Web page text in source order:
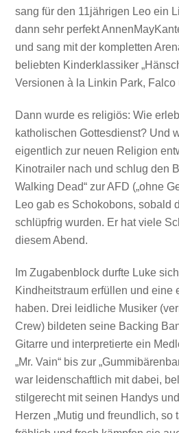
sang für den 11jährigen Leo ein
dann sehr perfekt
und sang mit der kompletten
beliebten Kinderklassiker
Versionen à la Linkin Park, Falco
Dann wurde es religiös: Wie
katholischen Gottesdienst? Und
eigentlich zur neuen Religion
Kinotrailer nach und schlug den
Walking Dead“ zur AFD („ohne
Leo gab es Schokobons, sobald
schlüpfrig wurden. Er hat viele
diesem Abend.
Im Zugabenblock durfte Luke
Kindheitstraum erfüllen und eine
haben. Drei leidliche Musiker
Crew) bildeten seine Backing
Gitarre und interpretierte ein
„Mr. Vain“ bis zur
war leidenschaftlich mit dabei,
stilgerecht mit seinen Handys
Herzen „Mutig und freundlich, so